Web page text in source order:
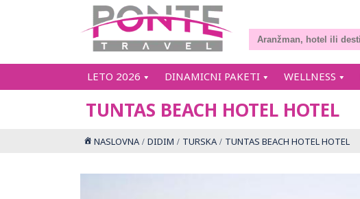
LETO 2026 DINAMICNI PAKETI WELLNESS
TUNTAS BEACH HOTEL HOTEL
NASLOVNA DIDIM TURSKA TUNTAS BEACH HOTEL HOTEL